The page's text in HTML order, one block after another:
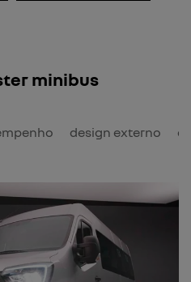
minibus
design externo